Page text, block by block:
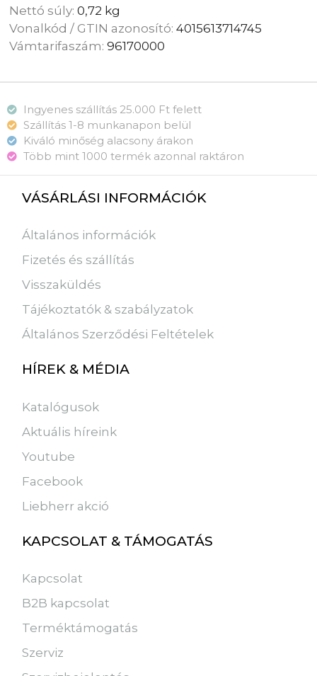
Nettó súly:0,72 kg
Vonalkód / GTIN azonosító:4015613714745
Vámtarifaszám:96170000
Ingyenes szállítás 25.000 Ft felett
Szállítás 1-8 munkanapon belül
Kiváló minőség alacsony árakon
Több mint 1000 termék azonnal raktáron
VÁSÁRLÁSI INFORMÁCIÓK
Általános információk
Fizetés és szállítás
Visszaküldés
Tájékoztatók & szabályzatok
Általános Szerződési Feltételek
HÍREK & MÉDIA
Katalógusok
Aktuális híreink
Youtube
Facebook
Liebherr akció
KAPCSOLAT & TÁMOGATÁS
Kapcsolat
B2B kapcsolat
Terméktámogatás
Szerviz